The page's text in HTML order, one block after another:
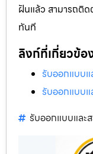
ฝันแล้ว สามารถติด
ทันที
ลิงก์ที่เกี่ยวข้อ
รับออกแบบแ
รับออกแบบแ
รับออกแบบและ